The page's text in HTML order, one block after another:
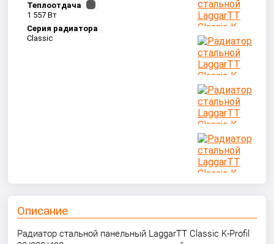
Теплоотдача
1 557 Вт
Серия радиатора
Classic
Описание
Радиатор стальной панельный LaggarTT Classic K-Profil